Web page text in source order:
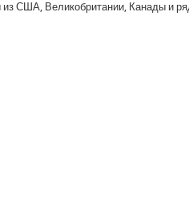
США, Великобритании, Канады и